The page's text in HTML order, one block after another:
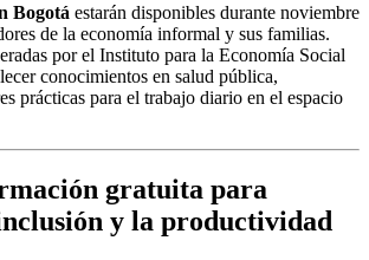
Bogotá estarán disponibles durante noviembre
de la economía informal y sus familias.
por el Instituto para la Economía Social
conocimientos en salud pública,
prácticas para el trabajo diario en el espacio
gratuita para
y la productividad